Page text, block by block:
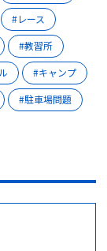
レース
教習所
キャンプ
駐車場問題